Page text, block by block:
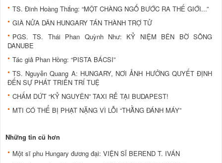
TS. Đinh Hoàng Thắng: “MỘT CHÀNG NGỐ BƯỚC RA THẾ GIỚI...”
GIÀ NỬA DÂN HUNGARY TÁN THÀNH TRỢ TỬ
PGS. TS. Thái Phan Quỳnh Như: KỶ NIỆM BÊN BỜ SÔNG
DANUBE
Tác giả Phan Hồng: “PISTA BÁCSI”
TS. Nguyễn Quang A: HUNGARY, NƠI ẢNH HƯỞNG QUYẾT ĐỊNH
ĐẾN SỰ PHÁT TRIỂN TRÍ TUỆ
CHẤM DỨT “KỶ NGUYÊN” TAXI RẺ TẠI BUDAPEST!
MTI CÓ THỂ BỊ PHẠT NẶNG VÌ LỖI “THẰNG ĐÁNH MÁY”
Những tin cũ hơn
Một sĩ phu Hungary đương đại: VIỆN SĨ BEREND T. IVÁN